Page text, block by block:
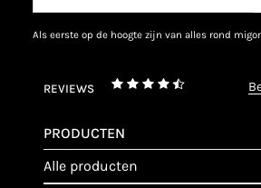
als eerste op de hoogte zijn van alles rond
REVIEWS
PRODUCTEN
alle producten